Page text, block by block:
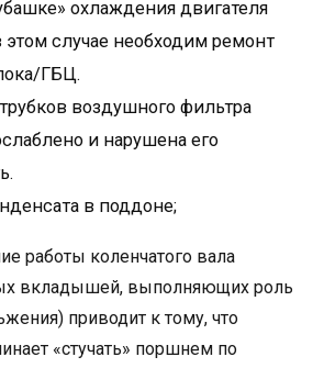
охлаждения двигателя
этом случае необходим ремонт
ГБЦ.
воздушного фильтра
и нарушена его
в поддоне;
работы коленчатого вала
вкладышей, выполняющих роль
приводит к тому, что
«стучать» поршнем по